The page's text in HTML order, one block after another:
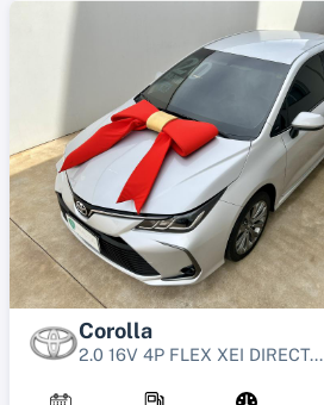
Corolla
2.0 16V 4P FLEX XEI DIRECT...